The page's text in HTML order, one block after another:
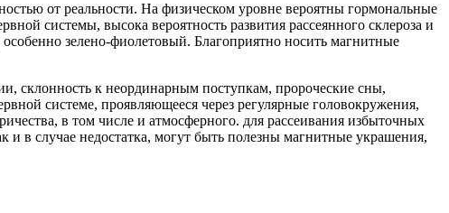
от реальности. На физическом уровне вероятны гормональные
системы, высока вероятность развития рассеянного склероза и
зелено-фиолетовый. Благоприятно носить магнитные
склонность к неординарным поступкам, пророческие сны,
системе, проявляющееся через регулярные головокружения,
в том числе и атмосферного. для рассеивания избыточных
в случае недостатка, могут быть полезны магнитные украшения,